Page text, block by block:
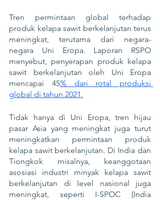
Tren permintaan global terhadap
produk kelapa sawit berkelanjutan terus
meningkat, terutama dari negara-
negara Uni Eropa. Laporan RSPO
menyebut, penyerapan produk kelapa
sawit berkelanjutan oleh Uni Eropa
mencapai 45% dari rotal produksi
global di tahun 2021.
Tidak hanya di Uni Eropa, tren hijau
pasar Asia yang meningkat juga turut
meningkatkan permintaan produk
kelapa sawit berkelanjutan. Di India dan
Tiongkok misalnya, keanggotaan
asosiasi industri minyak kelapa sawit
berkelanjutan di level nasional juga
meningkat, seperti I-SPOC (India